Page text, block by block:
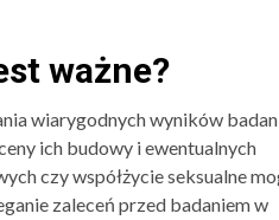
ważne?
wiarygodnych wyników
ich budowy i ewentualnych
czy współżycie seksualne
zaleceń przed badaniem w